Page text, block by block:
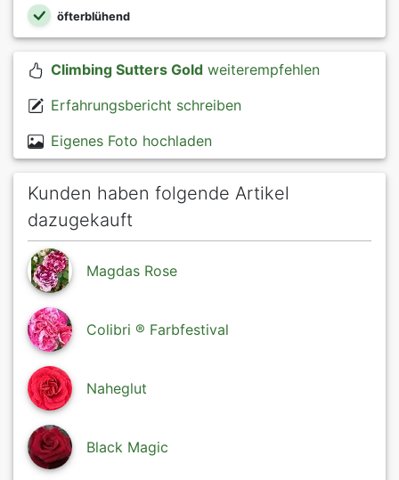
öfterblühend
Climbing Sutters Goldweiterempfehlen
Erfahrungsbericht schreiben
Eigenes Foto hochladen
Kunden haben folgende Artikel
dazugekauft
Magdas Rose
Colibri ® Farbfestival
Naheglut
Black Magic